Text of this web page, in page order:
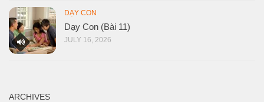
DẠY CON
Dạy Con (Bài 11)
JULY 16, 2026
ARCHIVES